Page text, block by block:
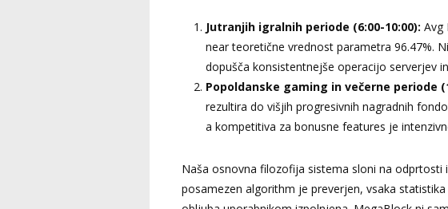
Jutranjih igralnih periode (6:00-10:00): Avg
near teoretične vrednost parametra 96.47%.
dopušča konsistentnejše operacijo serverjev
Popoldanske gaming in večerne periode
rezultira do višjih progresivnih nagradnih
a kompetitiva za bonusne features je
Naša osnovna filozofija sistema sloni na odprtosti
posamezen algorithm je preverjen, vsaka